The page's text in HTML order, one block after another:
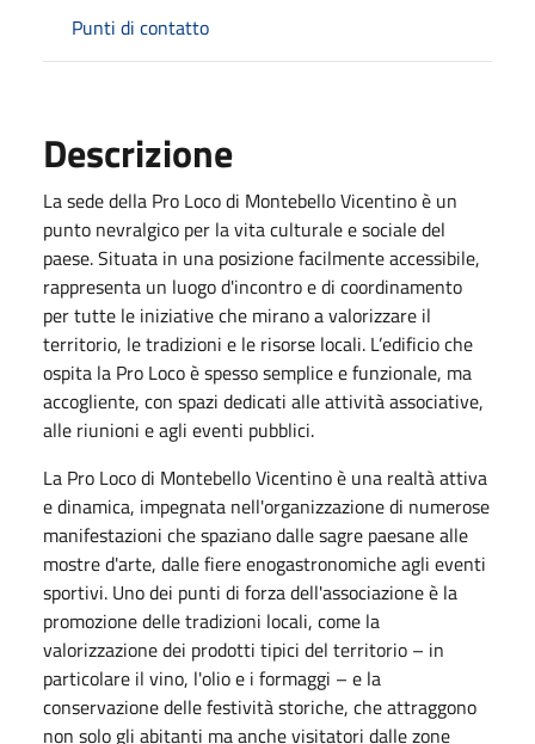
Punti di contatto
Descrizione
La sede della Pro Loco di Montebello Vicentino è un
punto nevralgico per la vita culturale e sociale del
paese. Situata in una posizione facilmente accessibile,
rappresenta un luogo d'incontro e di coordinamento
per tutte le iniziative che mirano a valorizzare il
territorio, le tradizioni e le risorse locali. L’edificio che
ospita la Pro Loco è spesso semplice e funzionale, ma
accogliente, con spazi dedicati alle attività associative,
alle riunioni e agli eventi pubblici.
La Pro Loco di Montebello Vicentino è una realtà attiva
e dinamica, impegnata nell'organizzazione di numerose
manifestazioni che spaziano dalle sagre paesane alle
mostre d'arte, dalle fiere enogastronomiche agli eventi
sportivi. Uno dei punti di forza dell'associazione è la
promozione delle tradizioni locali, come la
valorizzazione dei prodotti tipici del territorio – in
particolare il vino, l'olio e i formaggi – e la
conservazione delle festività storiche, che attraggono
non solo gli abitanti ma anche visitatori dalle zone